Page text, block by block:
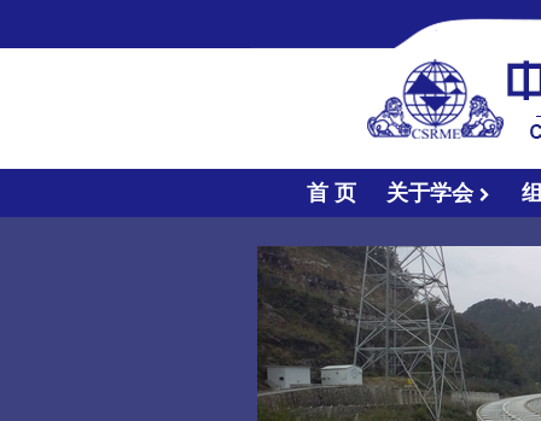
首 页 关于学会